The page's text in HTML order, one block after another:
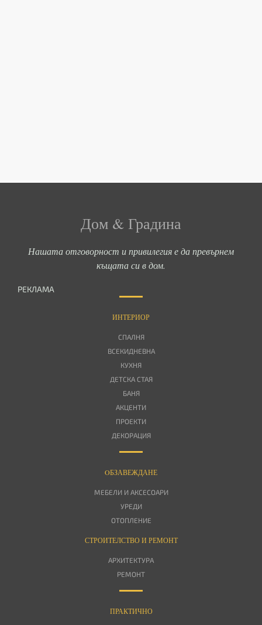
Дом & Градина
Нашата отговорност и привилегия е да превърнем
къщата си в дом.
РЕКЛАМА
ИНТЕРИОР
СПАЛНЯ
ВСЕКИДНЕВНА
КУХНЯ
ДЕТСКА СТАЯ
БАНЯ
АКЦЕНТИ
ПРОЕКТИ
ДЕКОРАЦИЯ
OБЗАВЕЖДАНЕ
МЕБЕЛИ И АКСЕСОАРИ
УРЕДИ
ОТОПЛЕНИЕ
СТРОИТЕЛСТВО И РЕМОНТ
АРХИТЕКТУРА
РЕМОНТ
ПРАКТИЧНО